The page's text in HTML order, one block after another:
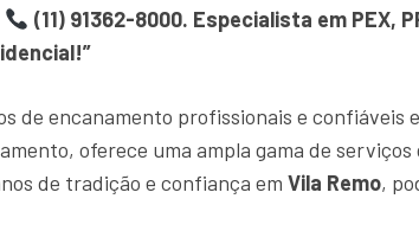
(11) 91362-8000. Especialista em PEX,
de encanamento profissionais e confiáveis
oferece uma ampla gama de
de tradição e confiança em Vila Remo,